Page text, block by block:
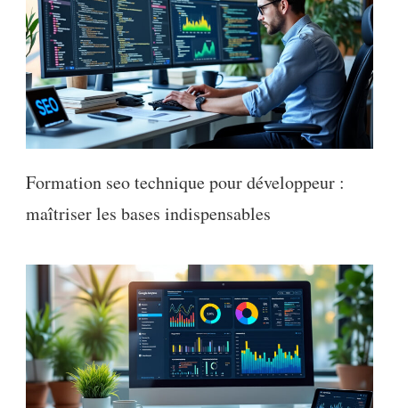
Formation seo technique pour développeur :
maîtriser les bases indispensables